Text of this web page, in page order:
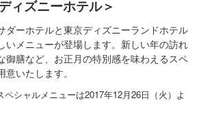
ィズニーホテル＞
ダーホテルと東京ディズニーランドホテル
いメニューが登場します。新しい年の訪れ
御膳など、お正月の特別感を味わえるスペ
いたします。
シャルメニューは2017年12月26日（火）よ